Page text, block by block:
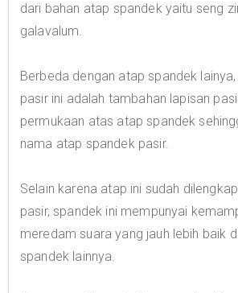
dari bahan atap spandek yaitu seng
galavalum.
Berbeda dengan atap spandek
pasir ini adalah tambahan lapisan
permukaan atas atap spandek
nama atap spandek pasir.
Selain karena atap ini sudah
pasir, spandek ini mempunyai
meredam suara yang jauh lebih baik
spandek lainnya.